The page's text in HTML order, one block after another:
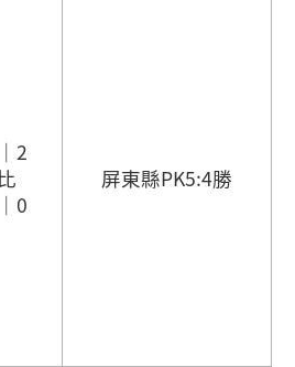
2
比
0
屏東縣PK5:4勝